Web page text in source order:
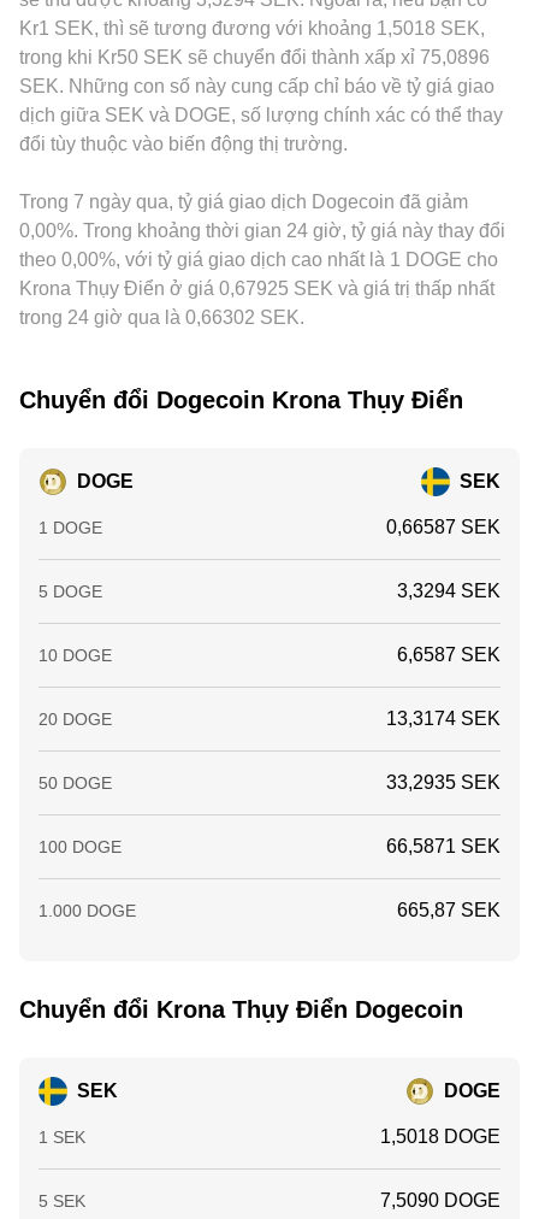
năng tiếp cận DOGE và khối lượng theo SEK. Cuối cùng,
động lực kỹ thuật như funding rate trên hợp đồng perp
DOGE, đáo hạn quyền chọn, biến động basis giữa thị
trường giao ngay và phái sinh, cùng dòng dịch chuyển của
ví “cá voi” và dòng vào/ra sàn tạo biến động ngắn hạn bao
phủ lên các yếu tố cấu trúc nêu trên.
thay đổi theo độ mất cân bằng của hai bên tài sản trong
pool. Tất cả các nguồn giá này, khi được chuẩn hóa và tổng
hợp, đóng góp vào mức conversion rate DOGE/SEK mà
người dùng nhìn thấy trên nền tảng chuyển đổi.
theo SEK đôi lúc có premium hoặc discount so với nơi khác.
Trên nhiều sàn, DOGE chủ yếu giao dịch so với USDT; vì
vậy, basis của USDT so với SEK (thông qua cặp USDT/SEK)
sẽ truyền qua chuỗi định giá DOGE→USDT→SEK và ảnh
hưởng đến conversion rate DOGE/SEK cuối cùng. Hoạt
động arbitrage giữa các sàn giúp thu hẹp chênh lệch, nhưng
gian xác nhận mạng lưới và hạn mức tài khoản; vì vậy, các
sai lệch ngắn hạn vẫn xuất hiện, đặc biệt khi biến động tăng
cao.
Kr1 SEK, thì sẽ tương đương với khoảng 1,5018 SEK,
trong khi Kr50 SEK sẽ chuyển đổi thành xấp xỉ 75,0896
SEK. Những con số này cung cấp chỉ báo về tỷ giá giao
dịch giữa SEK và DOGE, số lượng chính xác có thể thay
đổi tùy thuộc vào biến động thị trường.
Trong 7 ngày qua, tỷ giá giao dịch Dogecoin đã giảm
0,00%. Trong khoảng thời gian 24 giờ, tỷ giá này thay đổi
theo 0,00%, với tỷ giá giao dịch cao nhất là 1 DOGE cho
Krona Thụy Điển ở giá 0,67925 SEK và giá trị thấp nhất
trong 24 giờ qua là 0,66302 SEK.
Chuyển đổi Dogecoin Krona Thụy Điển
DOGE SEK
1 DOGE 0,66587 SEK
5 DOGE 3,3294 SEK
10 DOGE 6,6587 SEK
20 DOGE 13,3174 SEK
50 DOGE 33,2935 SEK
100 DOGE 66,5871 SEK
1.000 DOGE 665,87 SEK
Chuyển đổi Krona Thụy Điển Dogecoin
SEK DOGE
1 SEK 1,5018 DOGE
5 SEK 7,5090 DOGE